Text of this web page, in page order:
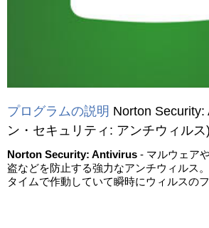
プログラムの説明 Norton Security:
ン・セキュリティ: アンチウィルス)
Norton Security: Antivirus - マルウェア
盗などを防止する強力なアンチウィルス
タイムで作動していて瞬時にウィルスの